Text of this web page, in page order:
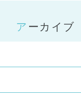
アーカイブ